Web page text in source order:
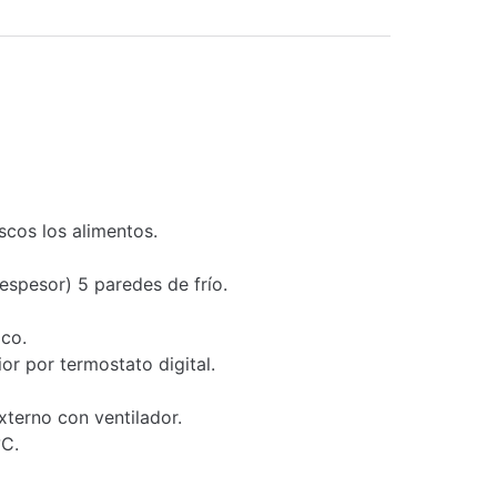
los alimentos.
5 paredes de frío.
por termostato digital.
con ventilador.